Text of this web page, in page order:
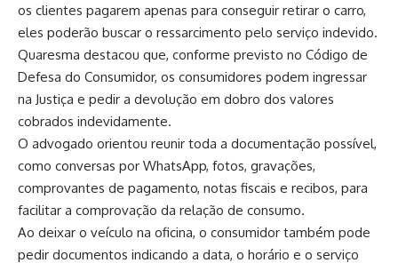
os clientes pagarem apenas para conseguir retirar o carro,
eles poderão buscar o ressarcimento pelo serviço indevido.
Quaresma destacou que, conforme previsto no Código de
Defesa do Consumidor, os consumidores podem ingressar
na Justiça e pedir a devolução em dobro dos valores
cobrados indevidamente.
O advogado orientou reunir toda a documentação possível,
como conversas por WhatsApp, fotos, gravações,
comprovantes de pagamento, notas fiscais e recibos, para
facilitar a comprovação da relação de consumo.
Ao deixar o veículo na oficina, o consumidor também pode
pedir documentos indicando a data, o horário e o serviço